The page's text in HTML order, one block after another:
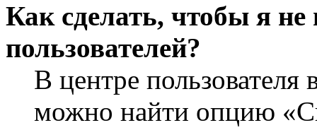
Как сделать, чтобы я
пользователей?
В центре
можно найти опцию